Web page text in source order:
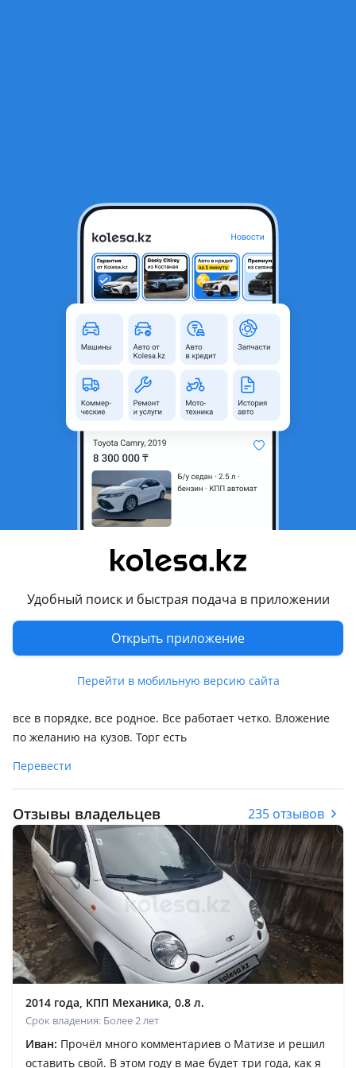
Удобный поиск и быстрая подача в приложении
Открыть приложение
Перейти в мобильную версию сайта
Daewoo Matiz 2012 года
Объявление находится в архиве и может быть
Астана, Акмолинская
2000 - 2016 M150
Хэтчбек
Объем двигателя, л
Механика
Передний привод
Руль
Слева
Растаможен в Казахстане
Да
все в порядке, все родное. Все работает четко. Вложение
по желанию на кузов. Торг есть
Перевести
Отзывы владельцев 235 отзывов
2014 года, КПП Механика, 0.8 л.
Срок владения: Более 2 лет
Иван: Прочёл много комментариев о Матизе и решил
оставить свой. В этом году в мае будет три года, как я